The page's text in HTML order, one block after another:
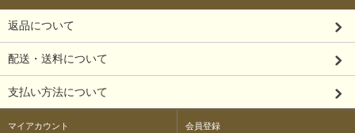
返品について
配送・送料について
支払い方法について
マイアカウント 会員登録